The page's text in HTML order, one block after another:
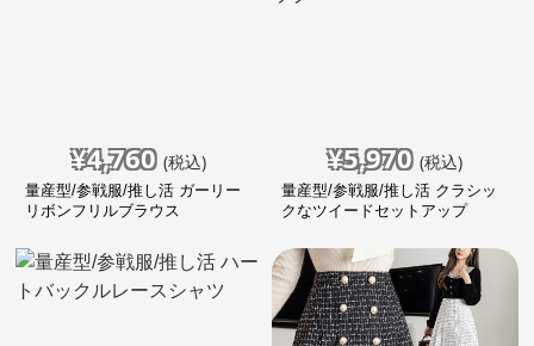
¥4,760 (税込)
量産型/参戦服/推し活 ガーリー
リボンフリルブラウス
¥5,970 (税込)
量産型/参戦服/推し活 クラシッ
クなツイードセットアップ